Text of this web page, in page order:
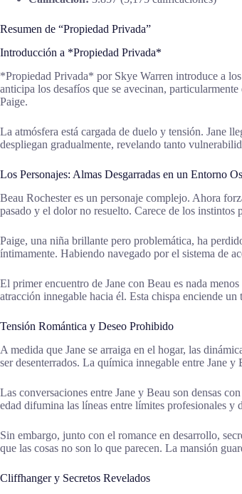
Resumen de “Propiedad Privada”
Introducción a *Propiedad Privada*
*Propiedad Privada* por Skye Warren introduce a
anticipa los desafíos que se avecinan,
Paige.
La atmósfera está cargada de duelo y tensión. Jane
despliegan gradualmente, revelando tanto
Los Personajes: Almas Desgarradas en un Entorno
Beau Rochester es un personaje complejo. Ahora
pasado y el dolor no resuelto. Carece de los instintos
Paige, una niña brillante pero problemática, ha
íntimamente. Habiendo navegado por el sistema de
El primer encuentro de Jane con Beau es nada
atracción innegable hacia él. Esta chispa enciende
Tensión Romántica y Deseo Prohibido
A medida que Jane se arraiga en el hogar, las
ser desenterrados. La química innegable entre Jane
Las conversaciones entre Jane y Beau son densas
edad difumina las líneas entre límites profesionales y
Sin embargo, junto con el romance en desarrollo,
que las cosas no son lo que parecen. La mansión
Cliffhanger y Secretos Revelados